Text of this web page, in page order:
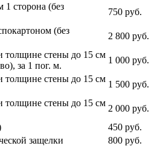
сторона (без
750 руб.
(без
2 800 руб.
толщине стены до 15 см
за 1 пог. м.
1 000 руб.
толщине стены до 15 см
1 500 руб.
толщине стены до 15 см
2 000 руб.
450 руб.
защелки
800 руб.